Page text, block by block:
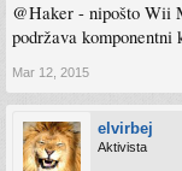
@Haker - nipošto Wii
podržava komponentni
Mar 12, 2015
elvirbej
Aktivista